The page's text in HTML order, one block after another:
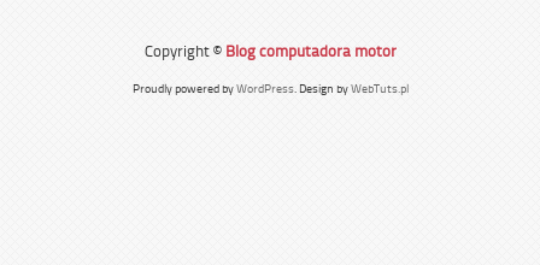
Copyright © Blog computadora motor
Proudly powered byWordPress. Design byWebTuts.pl